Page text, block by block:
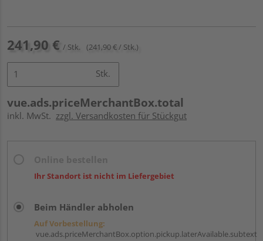
241,90 € / Stk. (241,90 € / Stk.)
Stk.
vue.ads.priceMerchantBox.total
inkl. MwSt. zzgl. Versandkosten für Stückgut
Ihr Standort ist nicht im Liefergebiet
Beim Händler abholen
Auf Vorbestellung:
vue.ads.priceMerchantBox.option.pickup.laterAvailable.subtext